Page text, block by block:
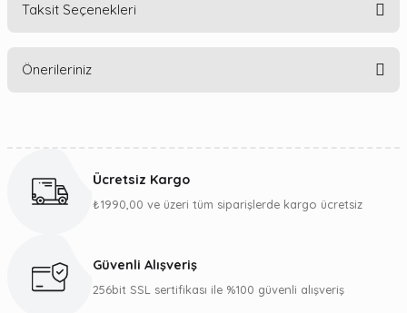
Güzel ürün
Yorum Yaz
Taksit Seçenekleri
Önerileriniz
Görüş ve önerileriniz için teşekkür ederiz.
Ürün bilgilerinde hatalar bulunuyor.
Ücretsiz Kargo
₺1990,00 ve üzeri tüm siparişlerde kargo ücretsiz
Güvenli Alışveriş
256bit SSL sertifikası ile %100 güvenli alışveriş